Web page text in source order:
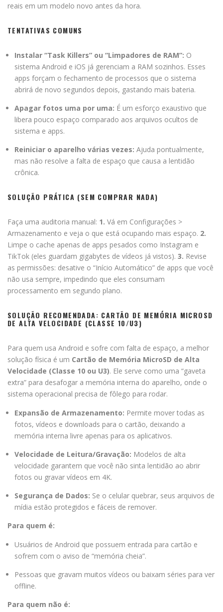
reais em um modelo novo antes da hora.
TENTATIVAS COMUNS
Instalar “Task Killers” ou “Limpadores de RAM”: O
sistema Android e iOS já gerenciam a RAM sozinhos. Esses
apps forçam o fechamento de processos que o sistema
abrirá de novo segundos depois, gastando mais bateria.
Apagar fotos uma por uma: É um esforço exaustivo que
libera pouco espaço comparado aos arquivos ocultos de
sistema e apps.
Reiniciar o aparelho várias vezes: Ajuda pontualmente,
mas não resolve a falta de espaço que causa a lentidão
crônica.
SOLUÇÃO PRÁTICA (SEM COMPRAR NADA)
Faça uma auditoria manual: 1. Vá em Configurações >
Armazenamento e veja o que está ocupando mais espaço. 2.
Limpe o cache apenas de apps pesados como Instagram e
TikTok (eles guardam gigabytes de vídeos já vistos). 3. Revise
as permissões: desative o “Início Automático” de apps que você
não usa sempre, impedindo que eles consumam
processamento em segundo plano.
SOLUÇÃO RECOMENDADA: CARTÃO DE MEMÓRIA MICROSD
DE ALTA VELOCIDADE (CLASSE 10/U3)
Para quem usa Android e sofre com falta de espaço, a melhor
solução física é um Cartão de Memória MicroSD de Alta
Velocidade (Classe 10 ou U3). Ele serve como uma “gaveta
extra” para desafogar a memória interna do aparelho, onde o
sistema operacional precisa de fôlego para rodar.
Expansão de Armazenamento: Permite mover todas as
fotos, vídeos e downloads para o cartão, deixando a
memória interna livre apenas para os aplicativos.
Velocidade de Leitura/Gravação: Modelos de alta
velocidade garantem que você não sinta lentidão ao abrir
fotos ou gravar vídeos em 4K.
Segurança de Dados: Se o celular quebrar, seus arquivos de
mídia estão protegidos e fáceis de remover.
Para quem é:
Usuários de Android que possuem entrada para cartão e
sofrem com o aviso de “memória cheia”.
Pessoas que gravam muitos vídeos ou baixam séries para ver
offline.
Para quem não é: